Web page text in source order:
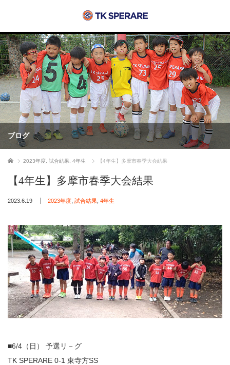
ブログ
ホーム 2023年度 試合結果 4年生 【4年生】多摩市春季大会結果
【4年生】多摩市春季大会結果
2023.6.19 2023年度 試合結果 4年生
■6/4（日） 予選リ－グ
TK SPERARE 0-1 東寺方SS